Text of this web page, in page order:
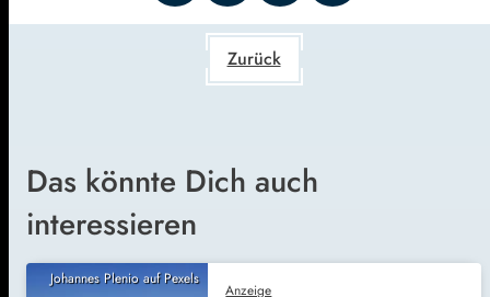
Zurück
Das könnte Dich auch
interessieren
Johannes Plenio auf Pexels
Anzeige